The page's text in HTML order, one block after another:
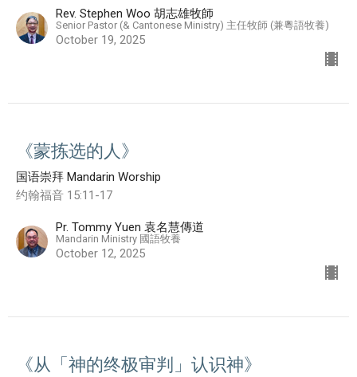
Rev. Stephen Woo 胡志雄牧師
Senior Pastor (& Cantonese Ministry) 主任牧師 (兼粵語牧養)
October 19, 2025
《蒙拣选的人》
国语崇拜 Mandarin Worship
约翰福音 15:11-17
Pr. Tommy Yuen 袁名慧傳道
Mandarin Ministry 國語牧養
October 12, 2025
《从「神的终极审判」认识神》